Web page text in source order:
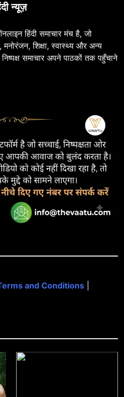
न्यूज़
हिंदी समाचार मंच है, जो
मनोरंजन, शिक्षा, स्वास्थ्य और अन्य
समाचार अपने पाठकों तक पहुँचाने
and Conditions